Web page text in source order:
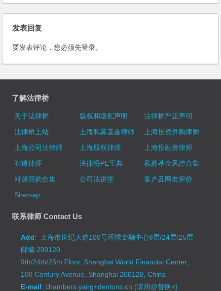
发表回复
要发表评论，您必须先登录。
了解法律桥
关于法律桥 版权和隐私声明
法律桥严正声明
法律桥主站
上海私募基金律师
上海投资并购律师
上海公司法律师
上海股权律师
上海投融资律师
聘请律师
法律桥PE宝典
私募基金风控合集
对赌回购合集
公司法讲堂
客户及网友评价
Sitemap
联系律师 Contact Us
Add: 上海市世纪大道100号环球金融中心9层/24层/25层
邮编:200120
9th/24th/25th Floor, Shanghai World Financial Center,
100 Century Avenue, Shanghai 200120, China
E-mail: chambers.yang+dentons.cn (请用@替换+)